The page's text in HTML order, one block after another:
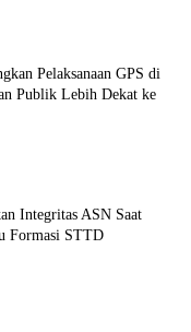
Pelaksanaan GPS di
Publik Lebih Dekat ke
Integritas ASN Saat
Formasi STTD